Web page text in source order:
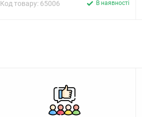
Код товару: 65006 В наявності